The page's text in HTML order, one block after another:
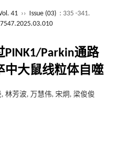
41 ›› Issue (03) : 335 -341.
Parkin通路
中大鼠线粒体自噬
林芳波, 万慧伟, 宋炯, 梁俊俊